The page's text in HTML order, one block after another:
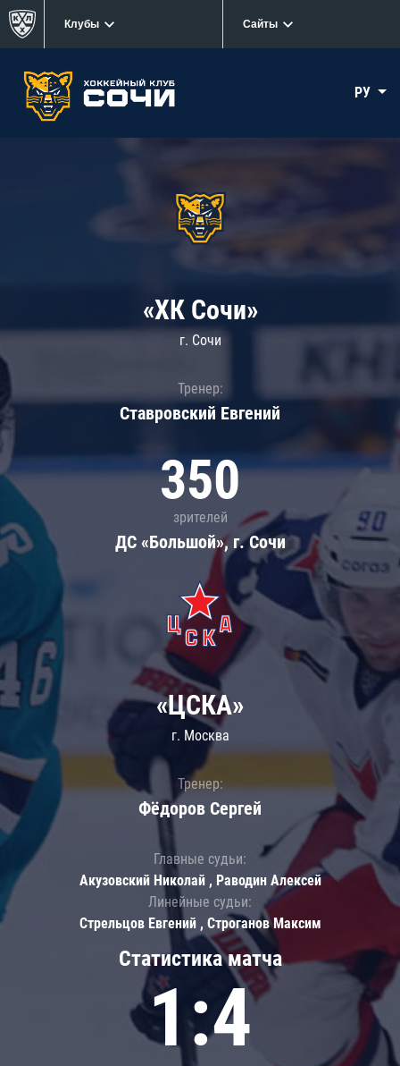
Клубы Сайты
РУ
«ХК Сочи»
г. Сочи
Тренер:
Ставровский Евгений
350
зрителей
ДС «Большой», г. Сочи
Статистика матча
1:4
«ЦСКА»
г. Москва
Тренер:
Фёдоров Сергей
Главные судьи:
Акузовский Николай , Раводин Алексей
Линейные судьи:
Стрельцов Евгений , Строганов Максим